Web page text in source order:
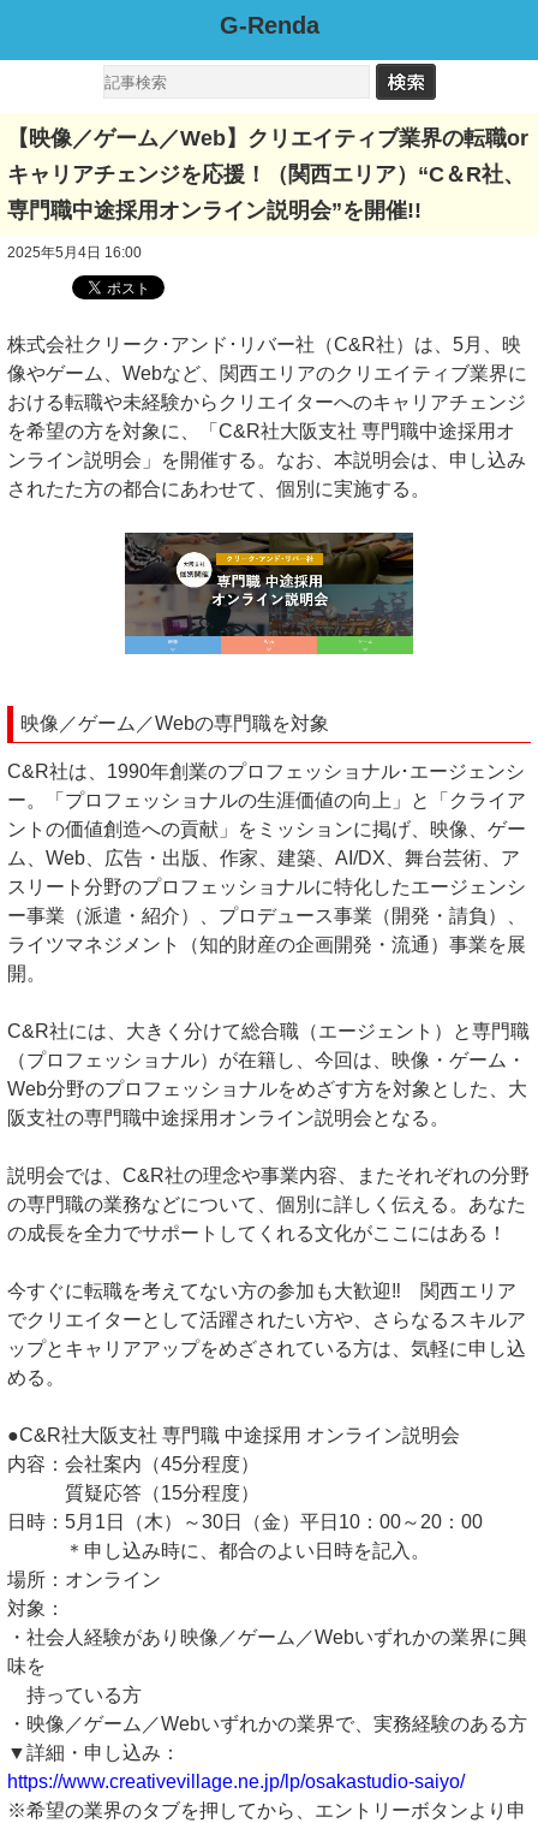
G-Renda
【映像／ゲーム／Web】クリエイティブ業界の転職or
キャリアチェンジを応援！（関西エリア）“C＆R社、
専門職中途採用オンライン説明会”を開催!!
2025年5月4日 16:00
株式会社クリーク･アンド･リバー社（C&R社）は、5月、映
像やゲーム、Webなど、関西エリアのクリエイティブ業界に
おける転職や未経験からクリエイターへのキャリアチェンジ
を希望の方を対象に、「C&R社大阪支社 専門職中途採用オ
ンライン説明会」を開催する。なお、本説明会は、申し込み
されたた方の都合にあわせて、個別に実施する。
映像／ゲーム／Webの専門職を対象
C&R社は、1990年創業のプロフェッショナル･エージェンシ
ー。「プロフェッショナルの生涯価値の向上」と「クライア
ントの価値創造への貢献」をミッションに掲げ、映像、ゲー
ム、Web、広告・出版、作家、建築、AI/DX、舞台芸術、ア
スリート分野のプロフェッショナルに特化したエージェンシ
ー事業（派遣・紹介）、プロデュース事業（開発・請負）、
ライツマネジメント（知的財産の企画開発・流通）事業を展
開。
C&R社には、大きく分けて総合職（エージェント）と専門職
（プロフェッショナル）が在籍し、今回は、映像・ゲーム・
Web分野のプロフェッショナルをめざす方を対象とした、大
阪支社の専門職中途採用オンライン説明会となる。
説明会では、C&R社の理念や事業内容、またそれぞれの分野
の専門職の業務などについて、個別に詳しく伝える。あなた
の成長を全力でサポートしてくれる文化がここにはある！
今すぐに転職を考えてない方の参加も大歓迎‼ 関西エリア
でクリエイターとして活躍されたい方や、さらなるスキルア
ップとキャリアアップをめざされている方は、気軽に申し込
める。
●C&R社大阪支社 専門職 中途採用 オンライン説明会
内容：会社案内（45分程度）
質疑応答（15分程度）
日時：5月1日（木）～30日（金）平日10：00～20：00
＊申し込み時に、都合のよい日時を記入。
場所：オンライン
対象：
・社会人経験があり映像／ゲーム／Webいずれかの業界に興
味を
持っている方
・映像／ゲーム／Webいずれかの業界で、実務経験のある方
▼詳細・申し込み：
https://www.creativevillage.ne.jp/lp/osakastudio-saiyo/
※希望の業界のタブを押してから、エントリーボタンより申